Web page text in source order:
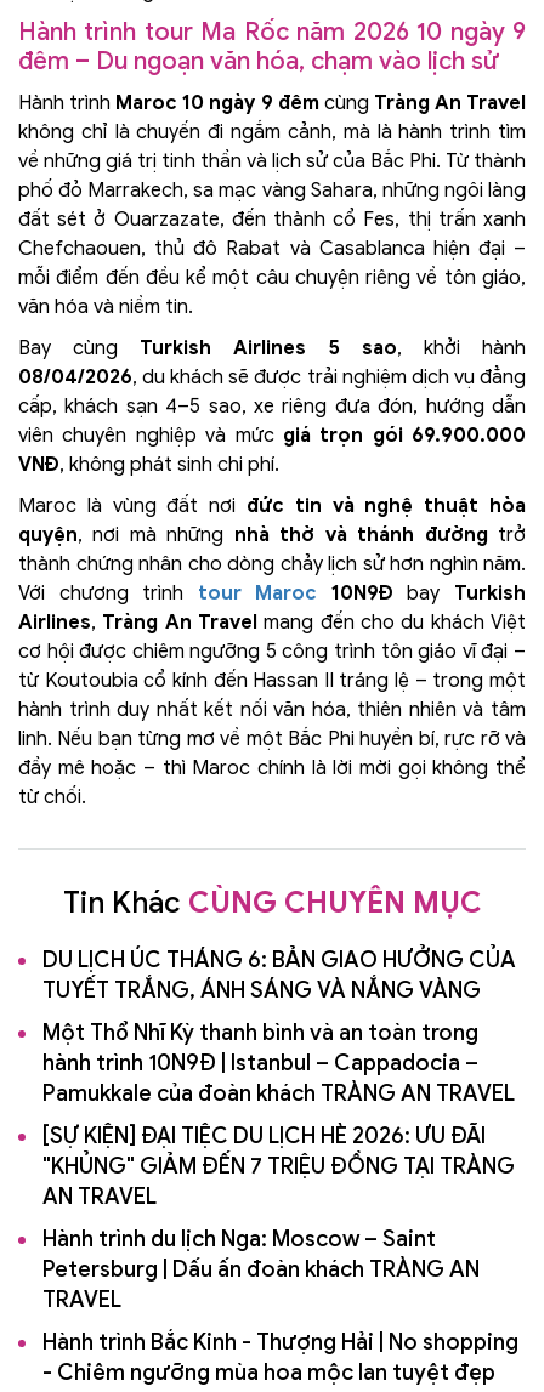
Hành trình tour Ma Rốc năm 2026 10 ngày 9
đêm – Du ngoạn văn hóa, chạm vào lịch sử
Hành trình Maroc 10 ngày 9 đêmcùng Tràng An Travel
không chỉ là chuyến đi ngắm cảnh, mà là hành trình tìm
về những giá trị tinh thần và lịch sử của Bắc Phi. Từ thành
phố đỏ Marrakech, sa mạc vàng Sahara, những ngôi làng
đất sét ở Ouarzazate, đến thành cổ Fes, thị trấn xanh
Chefchaouen, thủ đô Rabat và Casablanca hiện đại –
mỗi điểm đến đều kể một câu chuyện riêng về tôn giáo,
văn hóa và niềm tin.
Bay cùng Turkish Airlines 5 sao, khởi hành
08/04/2026, du khách sẽ được trải nghiệm dịch vụ đẳng
cấp, khách sạn 4–5 sao, xe riêng đưa đón, hướng dẫn
viên chuyên nghiệp và mức giá trọn gói 69.900.000
VNĐ, không phát sinh chi phí.
Maroc là vùng đất nơi đức tin và nghệ thuật hòa
quyện, nơi mà những nhà thờ và thánh đườngtrở
thành chứng nhân cho dòng chảy lịch sử hơn nghìn năm.
Với chương trình tour Maroc 10N9Đ bay Turkish
Airlines, Tràng An Travel mang đến cho du khách Việt
cơ hội được chiêm ngưỡng 5 công trình tôn giáo vĩ đại –
từ Koutoubia cổ kính đến Hassan II tráng lệ – trong một
hành trình duy nhất kết nối văn hóa, thiên nhiên và tâm
linh. Nếu bạn từng mơ về một Bắc Phi huyền bí, rực rỡ và
đầy mê hoặc – thì Maroc chính là lời mời gọi không thể
từ chối.
Tin Khác CÙNG CHUYÊN MỤC
DU LỊCH ÚC THÁNG 6: BẢN GIAO HƯỞNG CỦA
TUYẾT TRẮNG, ÁNH SÁNG VÀ NẮNG VÀNG
Một Thổ Nhĩ Kỳ thanh bình và an toàn trong
hành trình 10N9Đ | Istanbul – Cappadocia –
Pamukkale của đoàn khách TRÀNG AN TRAVEL
[SỰ KIỆN] ĐẠI TIỆC DU LỊCH HÈ 2026: ƯU ĐÃI
"KHỦNG" GIẢM ĐẾN 7 TRIỆU ĐỒNG TẠI TRÀNG
AN TRAVEL
Hành trình du lịch Nga: Moscow – Saint
Petersburg | Dấu ấn đoàn khách TRÀNG AN
TRAVEL
Hành trình Bắc Kinh - Thượng Hải | No shopping
- Chiêm ngưỡng mùa hoa mộc lan tuyệt đẹp